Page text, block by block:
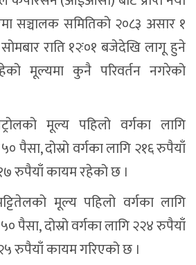
सञ्चालक समितिको २०८३ असार १
राति १२ः०१ बजेदेखि लागू हुने
मूल्यमा कुनै परिवर्तन नगरेको
मूल्य पहिलो वर्गका लागि
पैसा, दोस्रो वर्गका लागि २१६ रुपैयाँ
रुपैयाँ कायम रहेको छ ।
मूल्य पहिलो वर्गका लागि
पैसा, दोस्रो वर्गका लागि २२४ रुपैयाँ
रुपैयाँ कायम गरिएको छ ।